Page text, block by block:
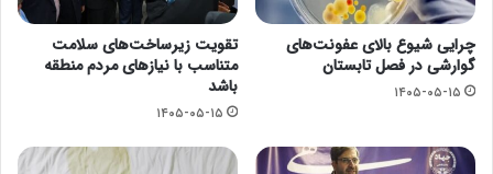
چرایی شیوع بالای عفونت‌های
گوارشی در فصل تابستان
۱۴۰۵-۰۵-۱۵
تقویت زیرساخت‌های سلامت
متناسب با نیازهای مردم منطقه
باشد
۱۴۰۵-۰۵-۱۵